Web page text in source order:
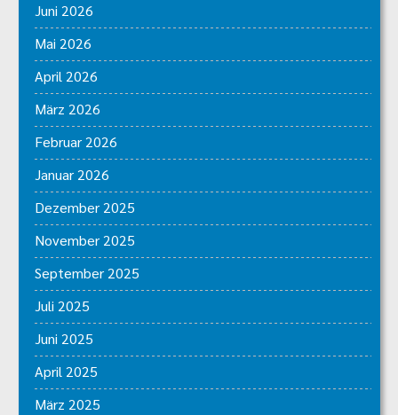
Juni 2026
Mai 2026
April 2026
März 2026
Februar 2026
Januar 2026
Dezember 2025
November 2025
September 2025
Juli 2025
Juni 2025
April 2025
März 2025